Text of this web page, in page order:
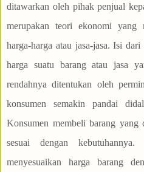
ditawarkan oleh pihak penjual
merupakan teori ekonomi yang
harga-harga atau jasa-jasa. Isi
harga suatu barang atau jasa
rendahnya ditentukan oleh
konsumen semakin pandai
Konsumen membeli barang
sesuai dengan
menyesuaikan harga barang